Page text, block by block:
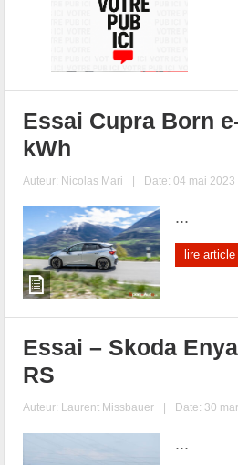
Essai Cupra Born
kWh
Auteur: Nicolas Mari | Date: 04 mai 2023
...
lire article
Essai – Skoda
RS
Auteur: Laurent Missbauer | Date: 30
...